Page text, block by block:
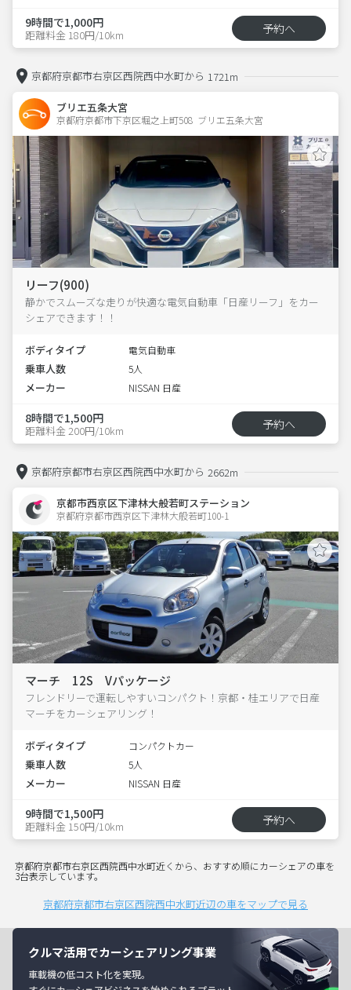
9時間で1,000円
距離料金 180円/10km 予約へ
京都府京都市右京区西院西中水町から 1721m
ブリエ五条大宮
京都府京都市下京区堀之上町508  ブリエ五条大宮
リーフ(900)
静かでスムーズな走りが快適な電気自動車「日産リーフ」をカー
シェアできます！！
ボディタイプ 電気自動車
乗車人数 5人
メーカー NISSAN 日産
8時間で1,500円
距離料金 200円/10km 予約へ
京都府京都市右京区西院西中水町から 2662m
京都市西京区下津林大般若町ステーション
京都府京都市西京区下津林大般若町100-1
マーチ 12S Vパッケージ
フレンドリーで運転しやすいコンパクト！京都・桂エリアで日産
マーチをカーシェアリング！
ボディタイプ コンパクトカー
乗車人数 5人
メーカー NISSAN 日産
9時間で1,500円
距離料金 150円/10km 予約へ
京都府京都市右京区西院西中水町近くから、おすすめ順にカーシェアの車を
3台表示しています。
京都府京都市右京区西院西中水町近辺の車をマップで見る
クルマ活用でカーシェアリング事業
車載機の低コスト化を実現。